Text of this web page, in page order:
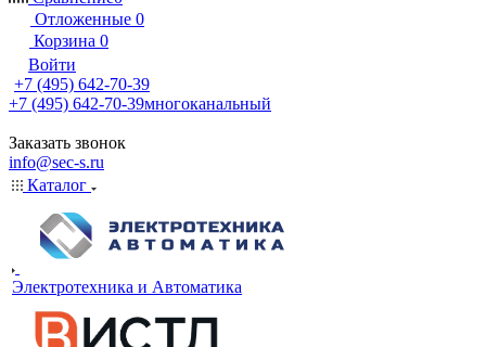
Отложенные 0
Корзина 0
Войти
+7 (495) 642-70-39
+7 (495) 642-70-39многоканальный
Заказать звонок
info@sec-s.ru
Каталог
Электротехника и Автоматика